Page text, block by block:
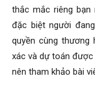
thắc mắc riêng bạn
đặc biệt người
quyền cùng thương
xác và dự toán được
nên tham khảo bài